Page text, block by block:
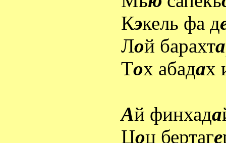
Кэкель фа д
Лой барахта
Тох абадах
Ай финхада
Цоц бертаге